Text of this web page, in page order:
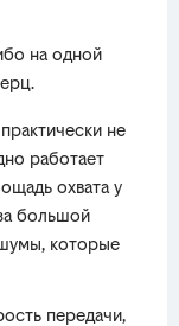
на одной
не
работает
охвата у
большой
которые
передачи,